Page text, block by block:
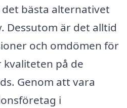
bästa alternativet
Dessutom är det alltid
och omdömen för
kvaliteten på de
Genom att vara
i